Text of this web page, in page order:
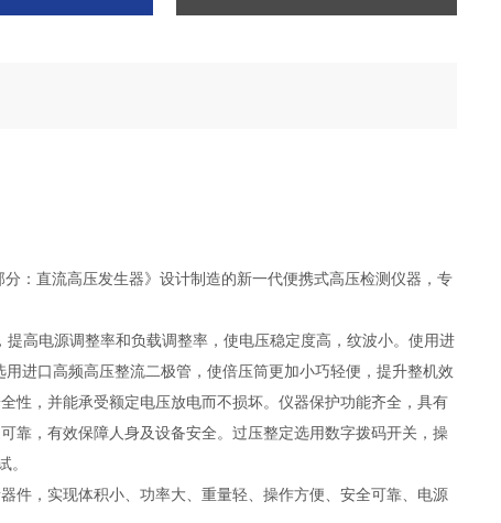
：直流高压发生器》设计制造的新一代便携式高压检测仪器，专
高电源调整率和负载调整率，使电压稳定度高，纹波小。使用进
进口高频高压整流二极管，使倍压筒更加小巧轻便，提升整机效
性，并能承受额定电压放电而不损坏。仪器保护功能齐全，具有
靠，有效保障人身及设备安全。过压整定选用数字拨码开关，操
。
件，实现体积小、功率大、重量轻、操作方便、安全可靠、电源